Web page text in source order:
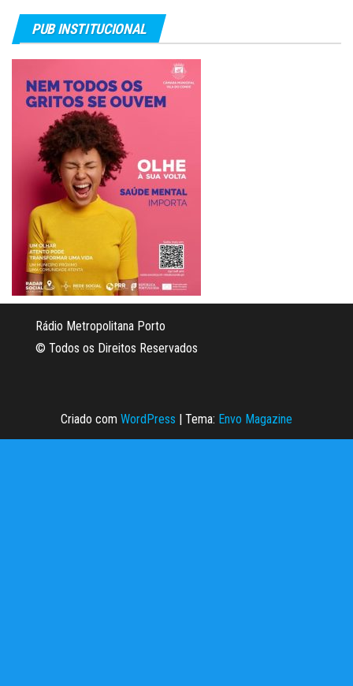
PUB INSTITUCIONAL
Rádio Metropolitana Porto
© Todos os Direitos Reservados
Criado com WordPress Tema: Envo Magazine